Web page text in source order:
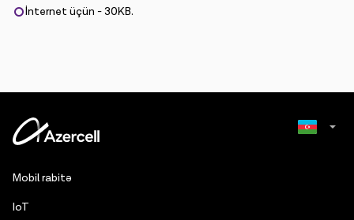
İnternet üçün - 30KB.
Mobil rabitə
IoT